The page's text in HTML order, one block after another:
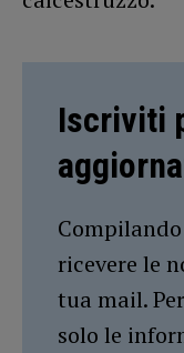
Iscriviti
ricevere le
tua mail.
solo le